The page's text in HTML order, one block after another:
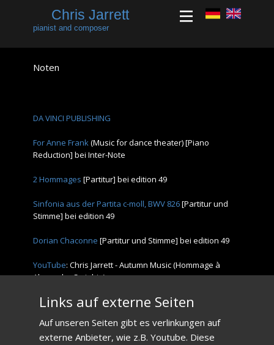
Chris Jarrett
pianist and composer
Noten
DA VINCI PUBLISHING
For Anne Frank(Music for dance theater) [Piano
Reduction] bei Inter-Note
2 Hommages [Partitur] bei edition 49
Sinfonia aus der Partita c-moll, BWV 826[Partitur und
Stimme] bei edition 49
Dorian Chaconne [Partitur und Stimme] bei edition 49
YouTube: Chris Jarrett - Autumn Music (Hommage à
Alexander Scriabin)
Links auf externe Seiten
Auf unseren Seiten gibt es verlinkungen auf
externe Anbieter, wie z.B. Youtube. Diese